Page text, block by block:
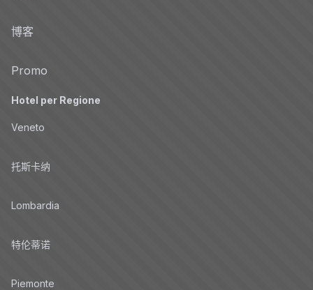
博客
Promo
Hotel per Regione
Veneto
托斯卡纳
Lombardia
特伦蒂诺
Piemonte